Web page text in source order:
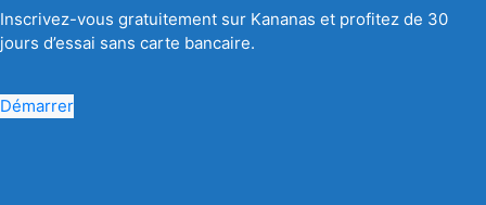
Inscrivez-vous gratuitement sur Kananas et profitez de 30
jours d’essai sans carte bancaire.
Démarrer